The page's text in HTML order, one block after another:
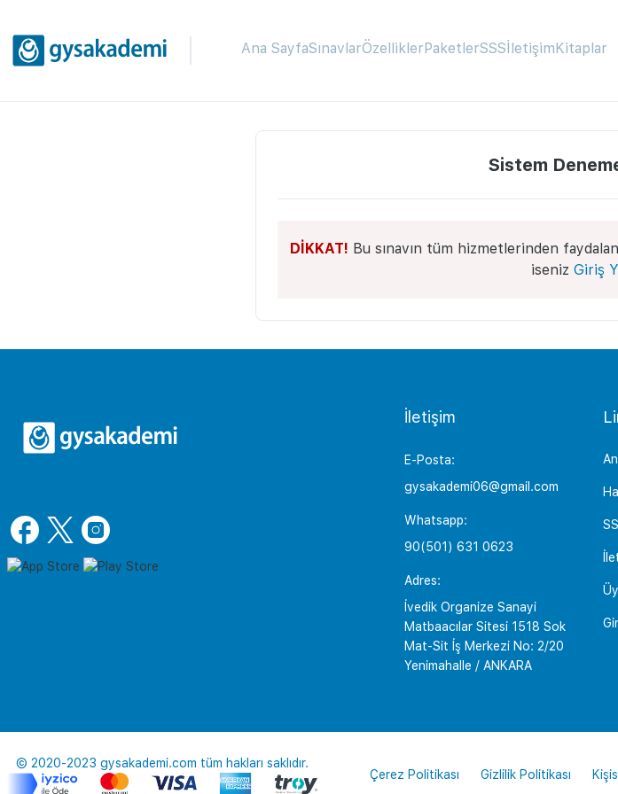
Ana SayfaSınavlarÖzelliklerPaketlerSSSİletişimKitaplar
Sistem
DİKKAT! Bu sınavın tüm hizmetlerinden
iseniz Giriş
İletişim
E-Posta:
gysakademi06@gmail.com
Whatsapp:
90(501) 631 0623
Adres:
İvedik Organize Sanayi
Matbaacılar Sitesi 1518 Sok
Mat-Sit İş Merkezi No: 2/20
Yenimahalle / ANKARA
© 2020-2023 gysakademi.com tüm hakları saklıdır.
Çerez Politikası
Gizlilik Politikası